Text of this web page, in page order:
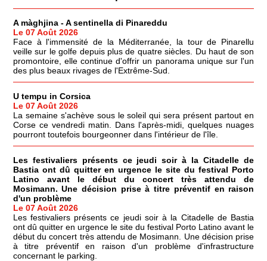
A màghjina - A sentinella di Pinareddu
Le 07 Août 2026
Face à l'immensité de la Méditerranée, la tour de Pinarellu
veille sur le golfe depuis plus de quatre siècles. Du haut de son
promontoire, elle continue d'offrir un panorama unique sur l'un
des plus beaux rivages de l'Extrême-Sud.
U tempu in Corsica
Le 07 Août 2026
La semaine s'achève sous le soleil qui sera présent partout en
Corse ce vendredi matin. Dans l'après-midi, quelques nuages
pourront toutefois bourgeonner dans l'intérieur de l'île.
Les festivaliers présents ce jeudi soir à la Citadelle de
Bastia ont dû quitter en urgence le site du festival Porto
Latino avant le début du concert très attendu de
Mosimann. Une décision prise à titre préventif en raison
d'un problème
Le 07 Août 2026
Les festivaliers présents ce jeudi soir à la Citadelle de Bastia
ont dû quitter en urgence le site du festival Porto Latino avant le
début du concert très attendu de Mosimann. Une décision prise
à titre préventif en raison d'un problème d'infrastructure
concernant le parking.